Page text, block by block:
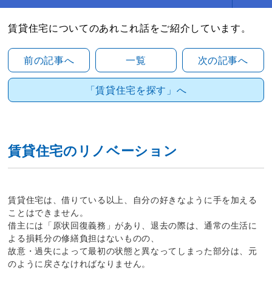
賃貸住宅についてのあれこれ話をご紹介しています。
前の記事へ 一覧 次の記事へ
「賃貸住宅を探す」へ
賃貸住宅のリノベーション
賃貸住宅は、借りている以上、自分の好きなように手を加える
ことはできません。
借主には「原状回復義務」があり、退去の際は、通常の生活に
よる損耗分の修繕負担はないものの、
故意・過失によって最初の状態と異なってしまった部分は、元
のように戻さなければなりません。